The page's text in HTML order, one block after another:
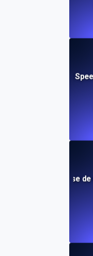
Instant Website
Test de vitesse